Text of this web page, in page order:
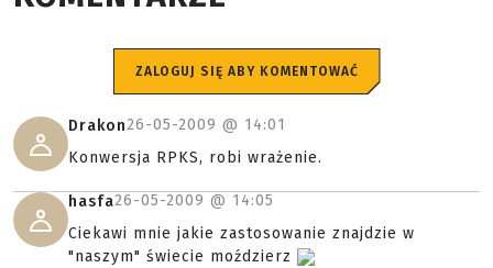
ZALOGUJ SIĘ ABY KOMENTOWAĆ
Drakon26-05-2009 @ 14:01
Konwersja RPKS, robi wrażenie.
hasfa26-05-2009 @ 14:05
Ciekawi mnie jakie zastosowanie znajdzie w
"naszym" świecie moździerz